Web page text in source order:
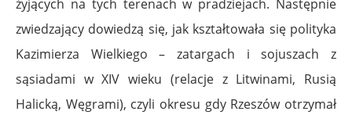
żyjących na tych terenach w pradziejach. Następnie
zwiedzający dowiedzą się, jak kształtowała się polityka
Kazimierza Wielkiego – zatargach i sojuszach z
sąsiadami w XIV wieku (relacje z Litwinami, Rusią
Halicką, Węgrami), czyli okresu gdy Rzeszów otrzymał